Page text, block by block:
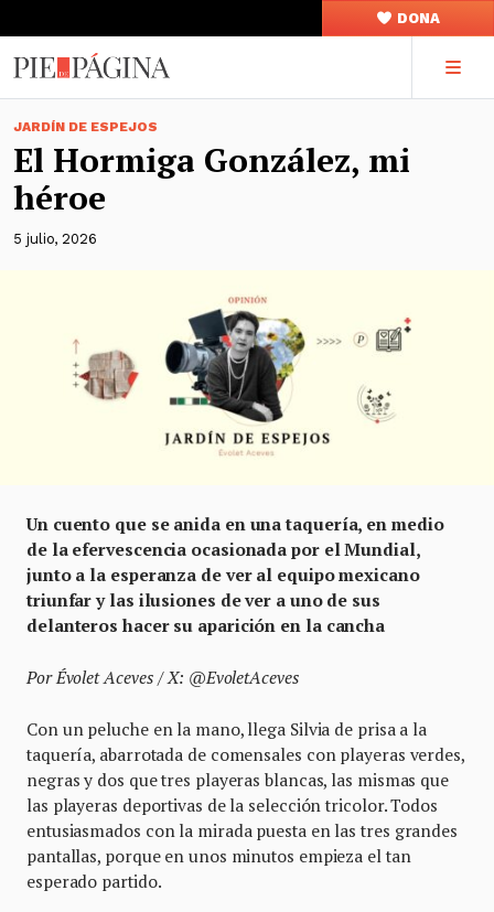
DONA
JARDÍN DE ESPEJOS
El Hormiga González, mi
héroe
5 julio, 2026
Un cuento que se anida en una taquería, en medio
de la efervescencia ocasionada por el Mundial,
junto a la esperanza de ver al equipo mexicano
triunfar y las ilusiones de ver a uno de sus
delanteros hacer su aparición en la cancha
Por Évolet Aceves / X: @EvoletAceves
Con un peluche en la mano, llega Silvia de prisa a la
taquería, abarrotada de comensales con playeras verdes,
negras y dos que tres playeras blancas, las mismas que
las playeras deportivas de la selección tricolor. Todos
entusiasmados con la mirada puesta en las tres grandes
pantallas, porque en unos minutos empieza el tan
esperado partido.